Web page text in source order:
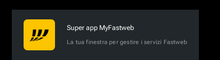
Super app MyFastweb
La tua finestra per gestire i servizi Fastweb